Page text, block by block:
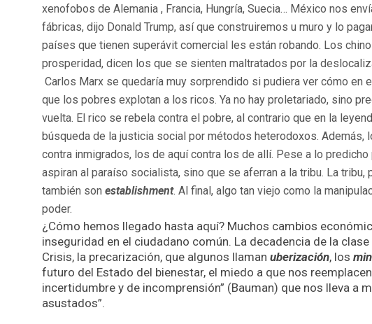
xenofobos de Alemania , Francia, Hungría, Suecia… México nos
fábricas, dijo Donald Trump, así que construiremos u muro y lo
países que tienen superávit comercial les están robando. Los
prosperidad, dicen los que se sienten maltratados por la
Carlos Marx se quedaría muy sorprendido si pudiera ver cómo en
que los pobres explotan a los ricos. Ya no hay proletariado, sino
vuelta. El rico se rebela contra el pobre, al contrario que en la
búsqueda de la justicia social por métodos heterodoxos.
contra inmigrados, los de aquí contra los de allí. Pese a lo
aspiran al paraíso socialista, sino que se aferran a la tribu. La
también son establishment. Al final, algo tan viejo como la
poder.
¿Cómo hemos llegado hasta aquí? Muchos cambios
inseguridad en el ciudadano común. La decadencia de la
Crisis, la precarización, que algunos llaman uberización, los
futuro del Estado del bienestar, el miedo a que nos
incertidumbre y de incomprensión” (Bauman) que nos lleva a
asustados”.